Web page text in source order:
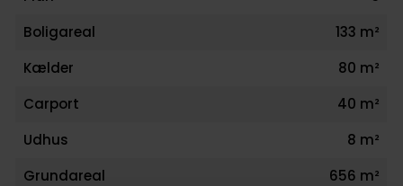
Boligareal
133 m²
Kælder
80 m²
Carport
40 m²
Udhus
8 m²
Grundareal
656 m²